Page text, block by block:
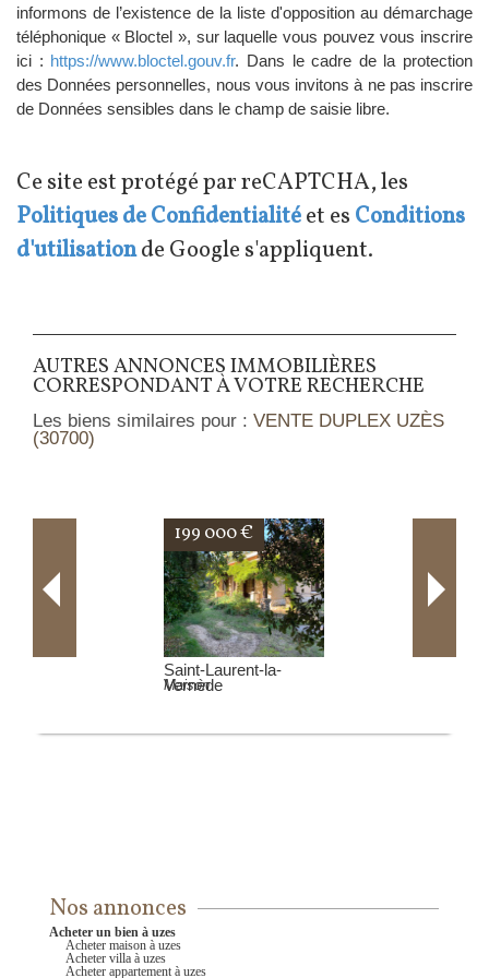
informons de l’existence de la liste d'opposition au démarchage
téléphonique « Bloctel », sur laquelle vous pouvez vous inscrire
ici : https://www.bloctel.gouv.fr. Dans le cadre de la protection
des Données personnelles, nous vous invitons à ne pas inscrire
de Données sensibles dans le champ de saisie libre.
Ce site est protégé par reCAPTCHA, les
Politiques de Confidentialitéet es Conditions
d'utilisationde Google s'appliquent.
AUTRES ANNONCES IMMOBILIÈRES
CORRESPONDANT À VOTRE RECHERCHE
Les biens similaires pour : VENTE DUPLEX UZÈS
(30700)
199 500 €
Arpaillargues-et-
Aureillac
Villa
Nos annonces
acheter un bien à uzes
acheter maison à uzes
acheter villa à uzes
acheter appartement à uzes